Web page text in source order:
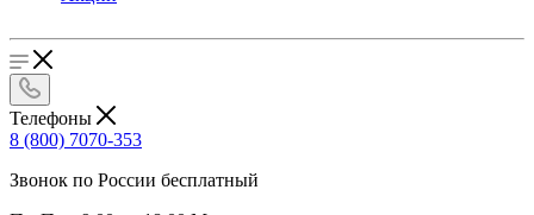
Телефоны
8 (800) 7070-353
Звонок по России бесплатный